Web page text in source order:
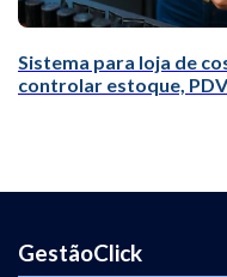
Sistema para loja de
controlar estoque,
GestãoClick